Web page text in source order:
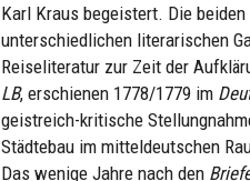
Karl Kraus begeistert. Die
unterschiedlichen literarischen
Reiseliteratur zur Zeit der
LB, erschienen 1778/1779 im
geistreich-kritische
Städtebau im mitteldeutschen
Das wenige Jahre nach den